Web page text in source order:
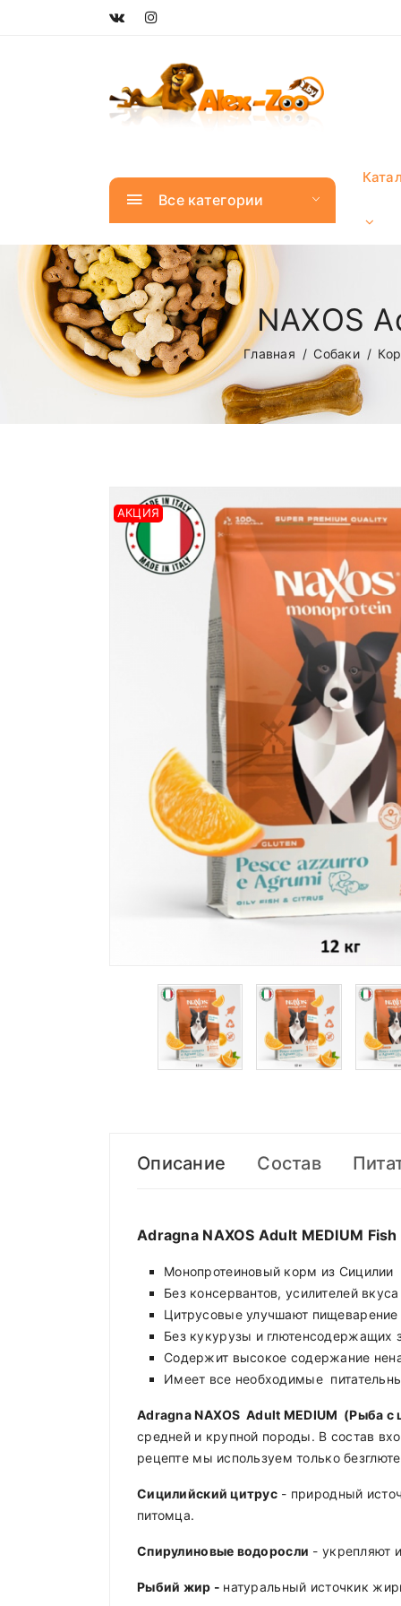
Все категории
NAXOS
Главная Собаки
АКЦИЯ
Описание Состав
Adragna NAXOS Adult MEDIUM
Монопротеиновый корм из Сицилии
Без консервантов, усилителей
Цитрусовые улучшают
Без кукурузы и глютенсодержащих
Содержит высокое содержание
Имеет все необходимые
Adragna NAXOSAdult MEDIUM (Рыба с
средней и крупной породы. В состав
рецепте мы используем только
Сицилийский цитрус - природный
питомца.
Спирулиновые водоросли - укрепляют
Рыбий жир - натуральный источкик